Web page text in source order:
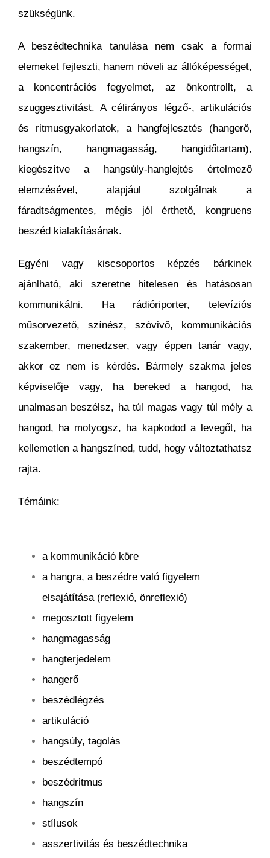
szükségünk.
A beszédtechnika tanulása nem csak a formai
elemeket fejleszti, hanem növeli az állóképességet,
a koncentrációs fegyelmet, az önkontrollt, a
szuggesztivitást. A célirányos légző-, artikulációs
és ritmusgyakorlatok, a hangfejlesztés (hangerő,
hangszín, hangmagasság, hangidőtartam),
kiegészítve a hangsúly-hanglejtés értelmező
elemzésével, alapjául szolgálnak a
fáradtságmentes, mégis jól érthető, kongruens
beszéd kialakításának.
Egyéni vagy kiscsoportos képzés bárkinek
ajánlható, aki szeretne hitelesen és hatásosan
kommunikálni. Ha rádióriporter, televíziós
műsorvezető, színész, szóvivő, kommunikációs
szakember, menedzser, vagy éppen tanár vagy,
akkor ez nem is kérdés. Bármely szakma jeles
képviselője vagy, ha bereked a hangod, ha
unalmasan beszélsz, ha túl magas vagy túl mély a
hangod, ha motyogsz, ha kapkodod a levegőt, ha
kellemetlen a hangszíned, tudd, hogy változtathatsz
rajta.
Témáink:
a kommunikáció köre
a hangra, a beszédre való figyelem
elsajátítása (reflexió, önreflexió)
megosztott figyelem
hangmagasság
hangterjedelem
hangerő
beszédlégzés
artikuláció
hangsúly, tagolás
beszédtempó
beszédritmus
hangszín
stílusok
asszertivitás és beszédtechnika